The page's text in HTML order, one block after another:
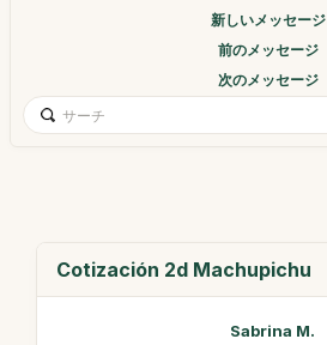
新しいメッセージ
前のメッセージ
次のメッセージ
Cotización 2d Machupichu
Sabrina M.